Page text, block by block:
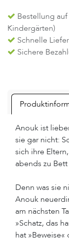
Bestellung
Kindergärten)
Schnelle
Sichere
Anouk ist
sie gar nicht:
sich ihre
abends zu
Denn was sie
Anouk
am nächsten
»Schatz, das
hat